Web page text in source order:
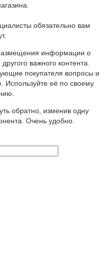
обязательно вам
информации о
важного контента.
покупателя вопросы и
Используйте её по своему
обратно, изменив одну
Очень удобно.